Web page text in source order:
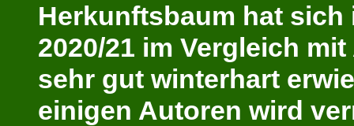
Herkunftsbaum hat sich
2020/21 im Vergleich
sehr gut winterhart
einigen Autoren wird